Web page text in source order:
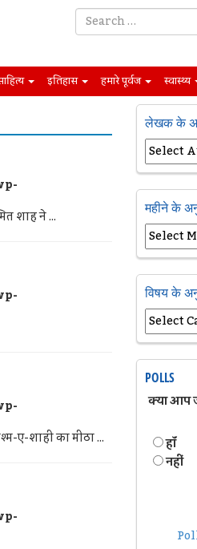
इतिहास हमारे पूर्वज स्वास्थ्य
शाह ने ...
ए-शाही का मीठा ...
लेखक के
महीने के
विषय के
POLLS
क्या आप
हॉं
नहीं